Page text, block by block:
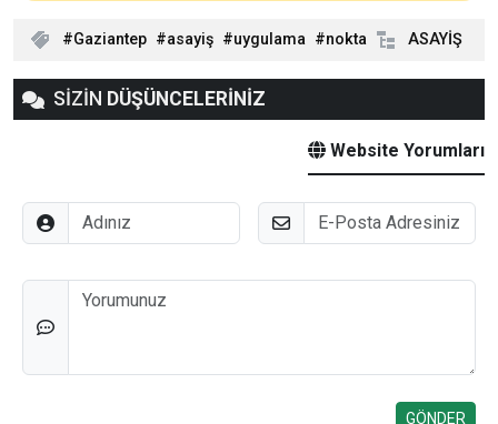
Gaziantep asayiş uygulama nokta ASAYİŞ
SİZİN DÜŞÜNCELERİNİZ
Website Yorumları
Adınız E-Posta
Düşünceleriniz